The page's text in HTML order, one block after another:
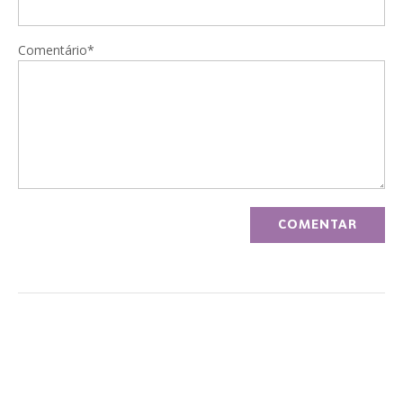
Comentário*